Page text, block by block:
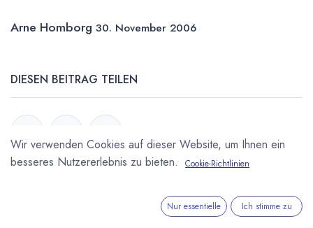
Arne Homborg 30. November 2006
DIESEN BEITRAG TEILEN
Wir verwenden Cookies auf dieser Website, um Ihnen ein
besseres Nutzererlebnis zu bieten.
Cookie-Richtlinien
Nur essentielle Ich stimme zu